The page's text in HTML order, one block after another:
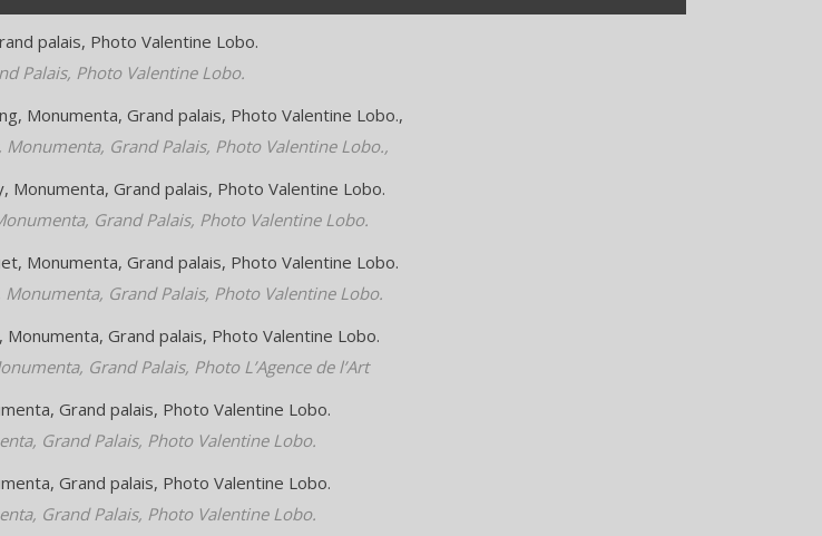
Palais, Photo Valentine Lobo.
Monumenta, Grand Palais, Photo Valentine Lobo.,
Grand Palais, Photo Valentine Lobo.
Grand Palais, Photo Valentine Lobo.
Grand Palais, Photo L’Agence de l’Art
Grand Palais, Photo Valentine Lobo.
Grand Palais, Photo Valentine Lobo.